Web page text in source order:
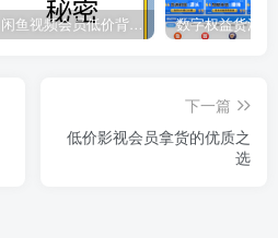
闲鱼视频会员低价背后的秘密
下一篇
低价影视会员拿货的优质之
选